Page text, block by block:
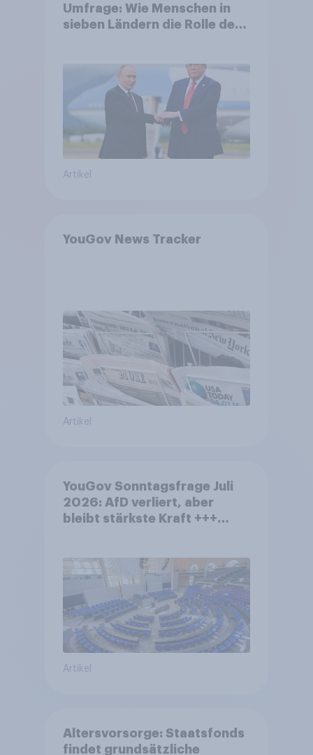
Umfrage: Wie Menschen in
sieben Ländern die Rolle der
Bedrohungen und Bündnisse
bewerten
Artikel
YouGov News Tracker
Artikel
YouGov Sonntagsfrage Juli
2026: AfD verliert, aber
bleibt stärkste Kraft +++
Artikel
Altersvorsorge: Staatsfonds
findet grundsätzliche